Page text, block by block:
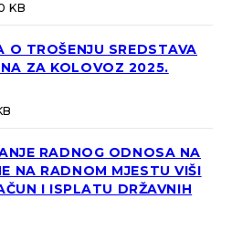
KB
O TROŠENJU SREDSTAVA
ZA KOLOVOZ 2025.
RADNOG ODNOSA NA
NA RADNOM MJESTU VIŠI
I ISPLATU DRŽAVNIH